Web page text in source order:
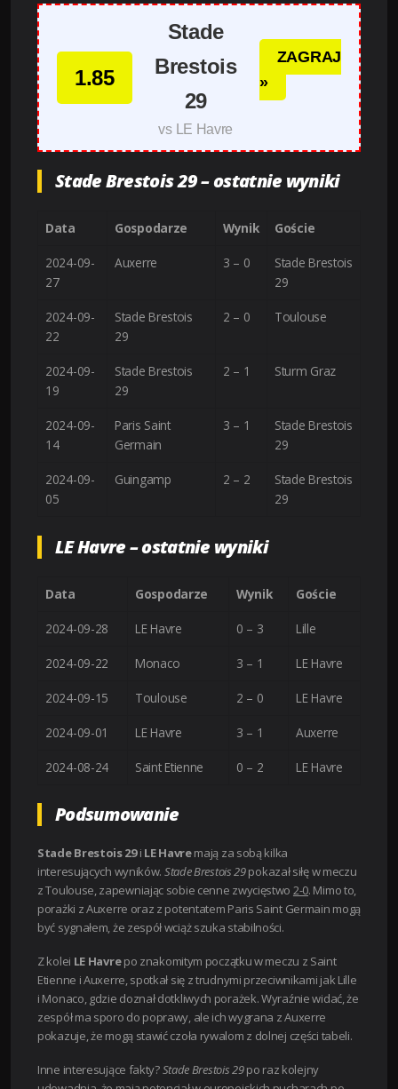
1.85
Stade
Brestois
29
vs LE Havre
ZAGRAJ
»
Stade Brestois 29 – ostatnie wyniki
Data Gospodarze Wynik Goście
2024-09-
27
Auxerre 3 – 0
Stade Brestois
29
2024-09-
22
Stade Brestois
29
2 – 0 Toulouse
2024-09-
19
Stade Brestois
29
2 – 1 Sturm Graz
2024-09-
14
Paris Saint
Germain
3 – 1
Stade Brestois
29
2024-09-
05
Guingamp 2 – 2
Stade Brestois
29
LE Havre – ostatnie wyniki
Data Gospodarze Wynik Goście
2024-09-28 LE Havre 0 – 3 Lille
2024-09-22 Monaco 3 – 1 LE Havre
2024-09-15 Toulouse 2 – 0 LE Havre
2024-09-01 LE Havre 3 – 1 Auxerre
2024-08-24 Saint Etienne 0 – 2 LE Havre
Podsumowanie
Stade Brestois 29i LE Havremają za sobą kilka
interesujących wyników. Stade Brestois 29pokazał siłę w meczu
z Toulouse, zapewniając sobie cenne zwycięstwo 2-0. Mimo to,
porażki z Auxerre oraz z potentatem Paris Saint Germain mogą
być sygnałem, że zespół wciąż szuka stabilności.
Z kolei LE Havrepo znakomitym początku w meczu z Saint
Etienne i Auxerre, spotkał się z trudnymi przeciwnikami jak Lille
i Monaco, gdzie doznał dotkliwych porażek. Wyraźnie widać, że
zespół ma sporo do poprawy, ale ich wygrana z Auxerre
pokazuje, że mogą stawić czoła rywalom z dolnej części tabeli.
Inne interesujące fakty?Stade Brestois 29po raz kolejny